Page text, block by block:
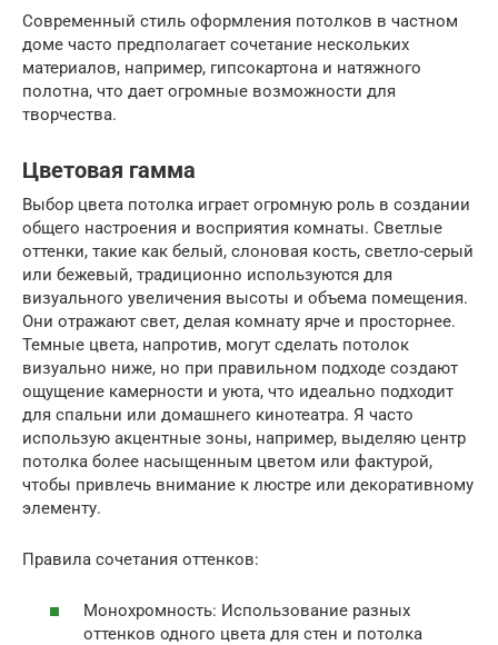
Современный стиль оформления потолков в частном
доме часто предполагает сочетание нескольких
материалов, например, гипсокартона и натяжного
полотна, что дает огромные возможности для
творчества.
Цветовая гамма
Выбор цвета потолка играет огромную роль в создании
общего настроения и восприятия комнаты. Светлые
оттенки, такие как белый, слоновая кость, светло-серый
или бежевый, традиционно используются для
визуального увеличения высоты и объема помещения.
Они отражают свет, делая комнату ярче и просторнее.
Темные цвета, напротив, могут сделать потолок
визуально ниже, но при правильном подходе создают
ощущение камерности и уюта, что идеально подходит
для спальни или домашнего кинотеатра. Я часто
использую акцентные зоны, например, выделяю центр
потолка более насыщенным цветом или фактурой,
чтобы привлечь внимание к люстре или декоративному
элементу.
Правила сочетания оттенков:
Монохромность: Использование разных
оттенков одного цвета для стен и потолка